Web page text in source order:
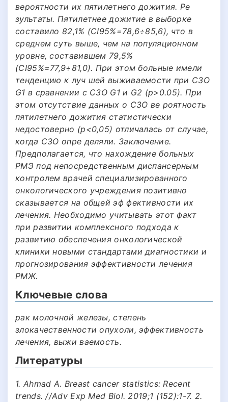
вероятности их пятилетнего дожития. Ре
зультаты. Пятилетнее дожитие в выборке
составило 82,1% (CI95%=78,6÷85,6), что в
среднем суть выше, чем на популяционном
уровне, составившем 79,5%
(CI95%=77,9÷81,0). При этом больные имели
тенденцию к луч шей выживаемости при СЗО
G1 в сравнении с СЗО G1 и G2 (p>0.05). При
этом отсутствие данных о СЗО ве роятность
пятилетнего дожития статистически
недостоверно (p<0,05) отличалась от случае,
когда СЗО опре деляли. Заключение.
Предполагается, что нахождение больных
РМЭ под непосредственным диспансерным
контролем врачей специализированного
онкологического учреждения позитивно
сказывается на общей эф фективности их
лечения. Необходимо учитывать этот факт
при развитии комплексного подхода к
развитию обеспечения онкологической
клиники новыми стандартами диагностики и
прогнозирования эффективности лечения
РМЖ.
Ключевые слова
рак молочной железы, степень
злокачественности опухоли, эффективность
лечения, выжи ваемость.
Литературы
1. Ahmad A. Breast cancer statistics: Recent
trends. //Adv Exp Med Biol. 2019;1 (152):1-7. 2.